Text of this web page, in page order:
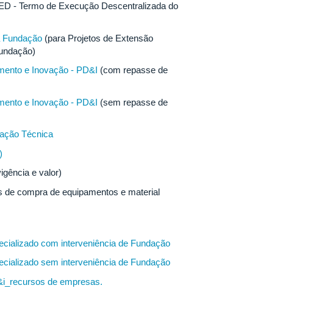
- Termo de Execução Descentralizada do
Fundação (para Projetos de Extensão
e Inovação - PD&I (com repasse de
e Inovação - PD&I (sem repasse de
Técnica
e valor)
de compra de equipamentos e material
com interveniência de Fundação
sem interveniência de Fundação
de empresas.